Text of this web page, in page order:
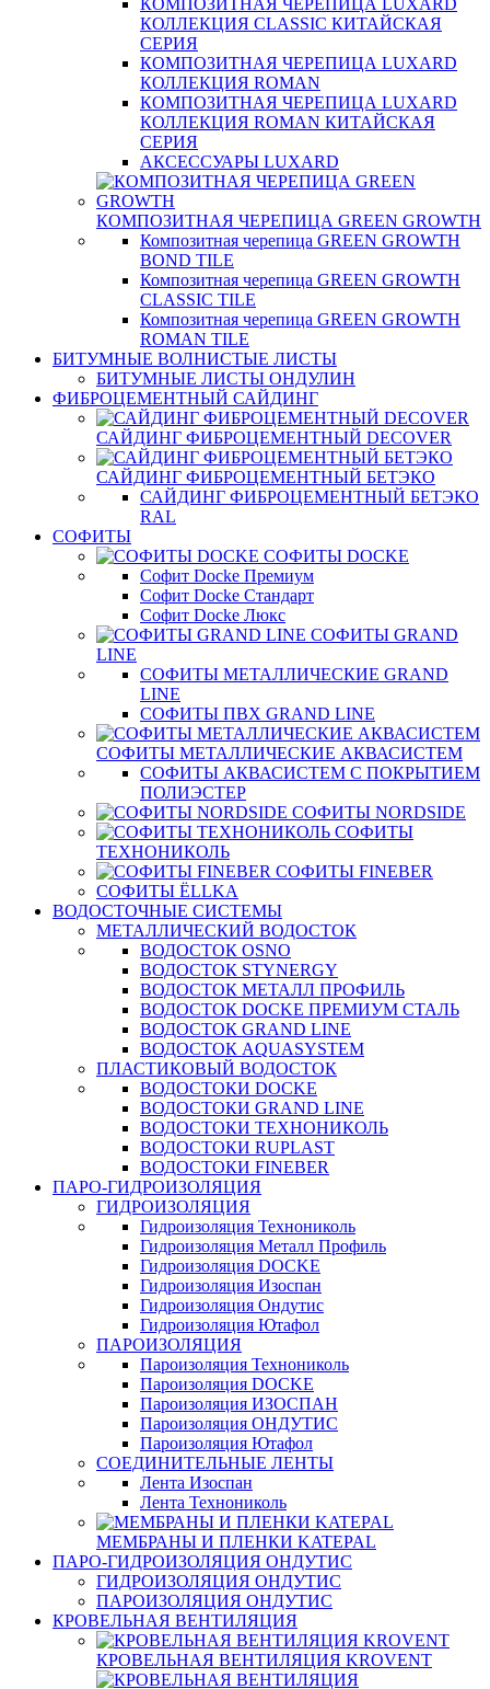
КОМПОЗИТНАЯ ЧЕРЕПИЦА LUXARD
КОЛЛЕКЦИЯ CLASSIC КИТАЙСКАЯ
СЕРИЯ
КОМПОЗИТНАЯ ЧЕРЕПИЦА LUXARD
КОЛЛЕКЦИЯ ROMAN
КОМПОЗИТНАЯ ЧЕРЕПИЦА LUXARD
КОЛЛЕКЦИЯ ROMAN КИТАЙСКАЯ
СЕРИЯ
АКСЕССУАРЫ LUXARD
КОМПОЗИТНАЯ ЧЕРЕПИЦА GREEN GROWTH
Композитная черепица GREEN GROWTH
BOND TILE
Композитная черепица GREEN GROWTH
CLASSIC TILE
Композитная черепица GREEN GROWTH
ROMAN TILE
БИТУМНЫЕ ВОЛНИСТЫЕ ЛИСТЫ
БИТУМНЫЕ ЛИСТЫ ОНДУЛИН
ФИБРОЦЕМЕНТНЫЙ САЙДИНГ
САЙДИНГ ФИБРОЦЕМЕНТНЫЙ DECOVER
САЙДИНГ ФИБРОЦЕМЕНТНЫЙ БЕТЭКО
САЙДИНГ ФИБРОЦЕМЕНТНЫЙ БЕТЭКО
RAL
СОФИТЫ
СОФИТЫ DOCKE
Софит Docke Премиум
Софит Docke Стандарт
Софит Docke Люкс
СОФИТЫ GRAND
LINE
СОФИТЫ МЕТАЛЛИЧЕСКИЕ GRAND
LINE
СОФИТЫ ПВХ GRAND LINE
СОФИТЫ МЕТАЛЛИЧЕСКИЕ АКВАСИСТЕМ
СОФИТЫ АКВАСИСТЕМ С ПОКРЫТИЕМ
ПОЛИЭСТЕР
СОФИТЫ NORDSIDE
СОФИТЫ
ТЕХНОНИКОЛЬ
СОФИТЫ FINEBER
СОФИТЫ ЁLLKA
ВОДОСТОЧНЫЕ СИСТЕМЫ
МЕТАЛЛИЧЕСКИЙ ВОДОСТОК
ВОДОСТОК OSNO
ВОДОСТОК STYNERGY
ВОДОСТОК МЕТАЛЛ ПРОФИЛЬ
ВОДОСТОК DOCKE ПРЕМИУМ СТАЛЬ
ВОДОСТОК GRAND LINE
ВОДОСТОК AQUASYSTEM
ПЛАСТИКОВЫЙ ВОДОСТОК
ВОДОСТОКИ DOCKE
ВОДОСТОКИ GRAND LINE
ВОДОСТОКИ ТЕХНОНИКОЛЬ
ВОДОСТОКИ RUPLAST
ВОДОСТОКИ FINEBER
ПАРО-ГИДРОИЗОЛЯЦИЯ
ГИДРОИЗОЛЯЦИЯ
Гидроизоляция Технониколь
Гидроизоляция Металл Профиль
Гидроизоляция DOCKE
Гидроизоляция Изоспан
Гидроизоляция Ондутис
Гидроизоляция Ютафол
ПАРОИЗОЛЯЦИЯ
Пароизоляция Технониколь
Пароизоляция DOCKE
Пароизоляция ИЗОСПАН
Пароизоляция ОНДУТИС
Пароизоляция Ютафол
СОЕДИНИТЕЛЬНЫЕ ЛЕНТЫ
Лента Изоспан
Лента Технониколь
МЕМБРАНЫ И ПЛЕНКИ KATEPAL
ПАРО-ГИДРОИЗОЛЯЦИЯ ОНДУТИС
ГИДРОИЗОЛЯЦИЯ ОНДУТИС
ПАРОИЗОЛЯЦИЯ ОНДУТИС
КРОВЕЛЬНАЯ ВЕНТИЛЯЦИЯ
КРОВЕЛЬНАЯ ВЕНТИЛЯЦИЯ KROVENT